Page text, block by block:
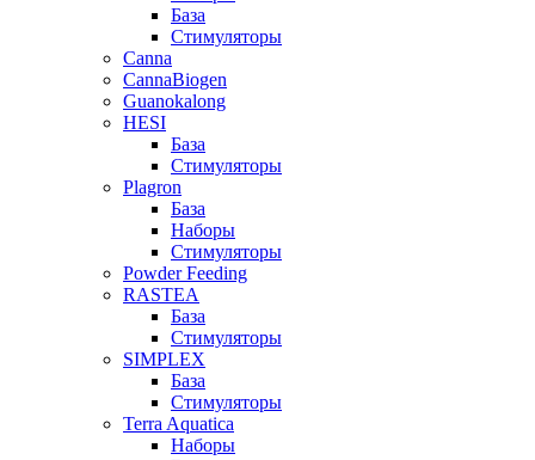
База
Стимуляторы
Canna
CannaBiogen
Guanokalong
HESI
База
Стимуляторы
Plagron
База
Наборы
Стимуляторы
Powder Feeding
RASTEA
База
Стимуляторы
SIMPLEX
База
Стимуляторы
Terra Aquatica
Наборы